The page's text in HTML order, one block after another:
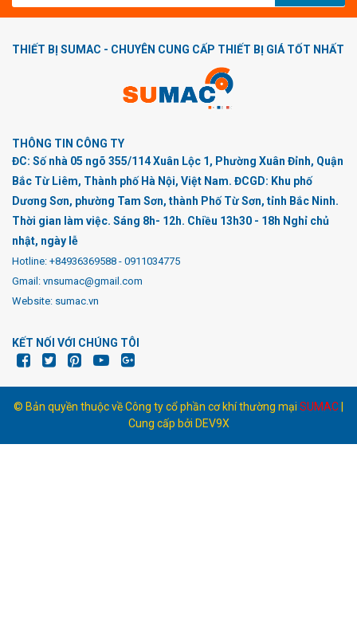
THIẾT BỊ SUMAC - CHUYÊN CUNG CẤP THIẾT BỊ GIÁ TỐT NHẤT
THÔNG TIN CÔNG TY
ĐC: Số nhà 05 ngõ 355/114 Xuân Lộc 1, Phường Xuân Đỉnh, Quận
Bắc Từ Liêm, Thành phố Hà Nội, Việt Nam. ĐCGD: Khu phố
Dương Sơn, phường Tam Sơn, thành Phố Từ Sơn, tỉnh Bắc Ninh.
Thời gian làm việc. Sáng 8h- 12h. Chiều 13h30 - 18h Nghỉ chủ
nhật, ngày lễ
Hotline: +84936369588 - 0911034775
Gmail: vnsumac@gmail.com
Website: sumac.vn
KẾT NỐI VỚI CHÚNG TÔI
© Bản quyền thuộc về Công ty cổ phần cơ khí thường mại SUMAC
Cung cấp bởi DEV9X